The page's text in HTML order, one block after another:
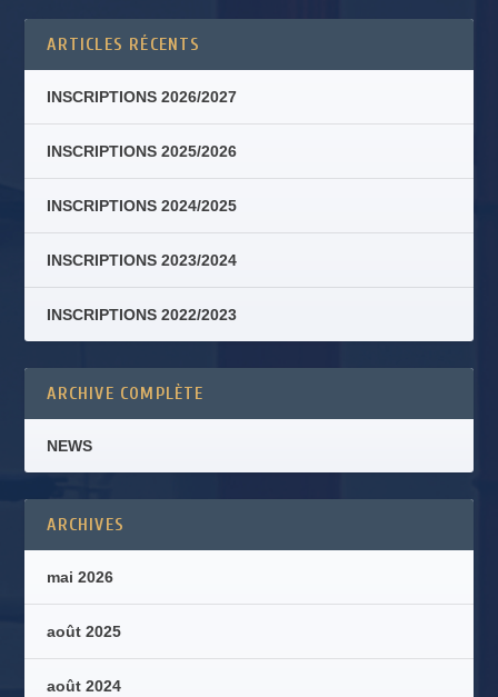
ARTICLES RÉCENTS
INSCRIPTIONS 2026/2027
INSCRIPTIONS 2025/2026
INSCRIPTIONS 2024/2025
INSCRIPTIONS 2023/2024
INSCRIPTIONS 2022/2023
ARCHIVE COMPLÈTE
NEWS
ARCHIVES
mai 2026
août 2025
août 2024